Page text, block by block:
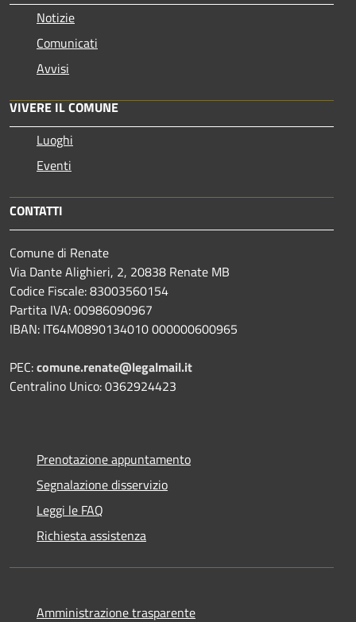
Notizie
Comunicati
Avvisi
VIVERE IL COMUNE
Luoghi
Eventi
CONTATTI
Comune di Renate
Via Dante Alighieri, 2, 20838 Renate MB
Codice Fiscale: 83003560154
Partita IVA: 00986090967
IBAN: IT64M0890134010 000000600965
PEC:comune.renate@legalmail.it
Centralino Unico: 0362924423
Prenotazione appuntamento
Segnalazione disservizio
Leggi le FAQ
Richiesta assistenza
Amministrazione trasparente